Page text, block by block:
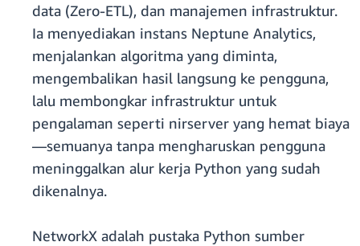
data (Zero-ETL), dan manajemen infrastruktur.
Ia menyediakan instans Neptune Analytics,
menjalankan algoritma yang diminta,
mengembalikan hasil langsung ke pengguna,
lalu membongkar infrastruktur untuk
pengalaman seperti nirserver yang hemat biaya
—semuanya tanpa mengharuskan pengguna
meninggalkan alur kerja Python yang sudah
dikenalnya.
NetworkX adalah pustaka Python sumber